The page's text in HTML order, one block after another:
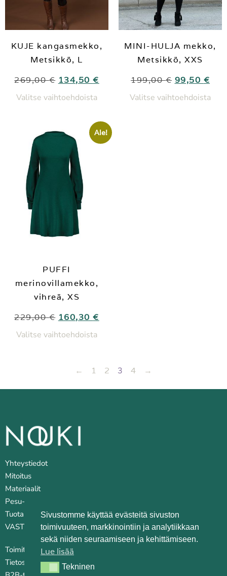
Sivustomme käyttää evästeitä sivuston
toimivuuteen, markkinointiin ja analytiikkaan
sekä niiden seuraamiseen ja kehittämiseen.
Lue lisää
TekninenTekninen
KUJE kangasmekko,
Metsikkö, L
269,00€ 134,50€
Valitse vaihtoehdoista
MINI-HULJA mekko,
Metsikkö, XXS
199,00€ 99,50 €
Valitse vaihtoehdoista
Ale!
PUFFI
merinovillamekko,
vihreä, XS
229,00€ 160,30€
Valitse vaihtoehdoista
← 1 2 3 4 →
Yhteystiedot
Mitoitus
Materiaalit
Pesu- ja huoltovinkkejä
Tuotantopaikat
VASTUULLISUUS
Toimitusehdot
Tietosuojaseloste